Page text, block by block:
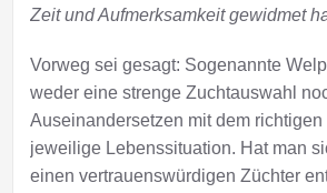
Zeit und Aufmerksamkeit gewidmet
Vorweg sei gesagt: Sogenannte
weder eine strenge Zuchtauswahl
Auseinandersetzen mit dem richtigen
jeweilige Lebenssituation. Hat man
einen vertrauenswürdigen Züchter